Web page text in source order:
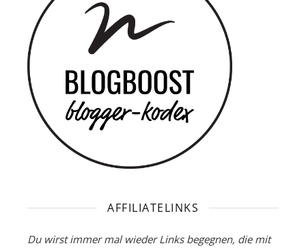
AFFILIATELINKS
Du wirst immer mal wieder Links begegnen, die mit